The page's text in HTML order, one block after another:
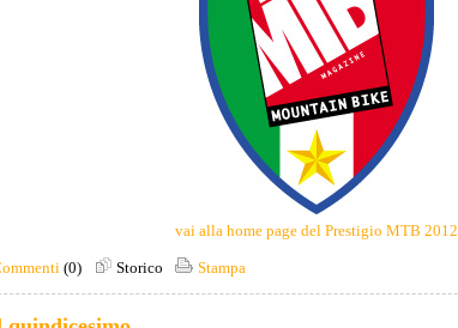
vai alla home page del Prestigio MTB 2012
(0) Storico Stampa